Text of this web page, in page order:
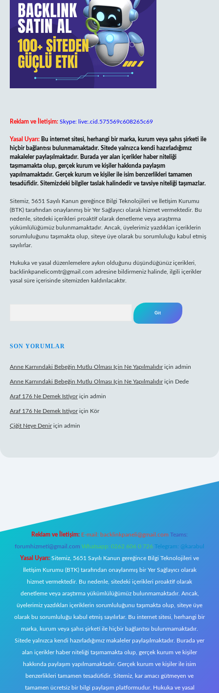
Reklam ve İletişim: Skype: live:.cid.575569c608265c69
Yasal Uyarı: Bu internet sitesi, herhangi bir marka, kurum veya şahıs şirketi ile
hiçbir bağlantısı bulunmamaktadır. Sitede yalnızca kendi hazırladığımız
makaleler paylaşılmaktadır. Burada yer alan içerikler haber niteliği
taşımamakta olup, gerçek kurum ve kişiler hakkında paylaşım
yapılmamaktadır. Gerçek kurum ve kişiler ile isim benzerlikleri tamamen
tesadüfidir. Sitemizdeki bilgiler taslak halindedir ve tavsiye niteliği taşımazlar.
Sitemiz, 5651 Sayılı Kanun gereğince Bilgi Teknolojileri ve İletişim Kurumu
(BTK) tarafından onaylanmış bir Yer Sağlayıcı olarak hizmet vermektedir. Bu
nedenle, sitedeki içerikleri proaktif olarak denetleme veya araştırma
yükümlülüğümüz bulunmamaktadır. Ancak, üyelerimiz yazdıkları içeriklerin
sorumluluğunu taşımakta olup, siteye üye olarak bu sorumluluğu kabul etmiş
sayılırlar.
Hukuka ve yasal düzenlemelere aykırı olduğunu düşündüğünüz içerikleri,
backlinkpanelicomtr@gmail.com adresine bildirmeniz halinde, ilgili içerikler
yasal süre içerisinde sitemizden kaldırılacaktır.
SON YORUMLAR
Anne Karnındaki Bebeğin Mutlu Olması Için Ne Yapılmalıdıriçin admin
Anne Karnındaki Bebeğin Mutlu Olması Için Ne Yapılmalıdıriçin Dede
Araf 176 Ne Demek Istiyoriçin admin
Araf 176 Ne Demek Istiyoriçin Kör
Çiğit Neye Deniriçin admin
Reklam ve İletişim: E-mail: backlinkpaneli@gmail.com Teams:
forumhizmeti@gmail.com Whatsapp: 0262 606 0 726 Telegram: @karabul
Yasal Uyarı: Sitemiz, 5651 Sayılı Kanun gereğince Bilgi Teknolojileri ve
İletişim Kurumu (BTK) tarafından onaylanmış bir Yer Sağlayıcı olarak
hizmet vermektedir. Bu nedenle, sitedeki içerikleri proaktif olarak
denetleme veya araştırma yükümlülüğümüz bulunmamaktadır. Ancak,
üyelerimiz yazdıkları içeriklerin sorumluluğunu taşımakta olup, siteye üye
olarak bu sorumluluğu kabul etmiş sayılırlar. Bu internet sitesi, herhangi bir
marka, kurum veya şahıs şirketi ile hiçbir bağlantısı bulunmamaktadır.
Sitede yalnızca kendi hazırladığımız makaleler paylaşılmaktadır. Burada yer
alan içerikler haber niteliği taşımamakta olup, gerçek kurum ve kişiler
hakkında paylaşım yapılmamaktadır. Gerçek kurum ve kişiler ile isim
benzerlikleri tamamen tesadüfidir. Sitemiz, kar amacı gütmeyen ve
tamamen ücretsiz bir bilgi paylaşım platformudur. Hukuka ve yasal